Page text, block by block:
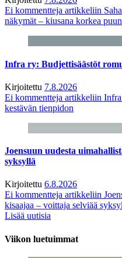
Ei kommentteja artikkeliin
näkymät – kiusana korkea
Infra ry: Budjettisäästöt
Kirjoitettu 7.8.2026
Ei kommentteja artikkeliin
kestävän tienpidon
Joensuun uudesta
syksyllä
Kirjoitettu 6.8.2026
Ei kommentteja artikkeliin
kisaajaa – voittaja selviää
Lisää uutisia
Viikon luetuimmat